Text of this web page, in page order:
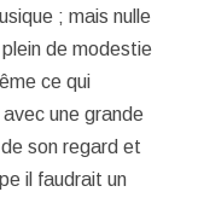
; mais nulle
de modestie
ce qui
une grande
son regard et
il faudrait un